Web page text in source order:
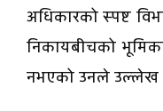
अधिकारको स्पष्ट
निकायबीचको
नभएको उनले उल्लेख